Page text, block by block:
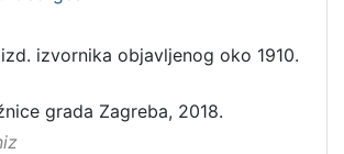
izvornika objavljenog oko 1910.
grada Zagreba, 2018.